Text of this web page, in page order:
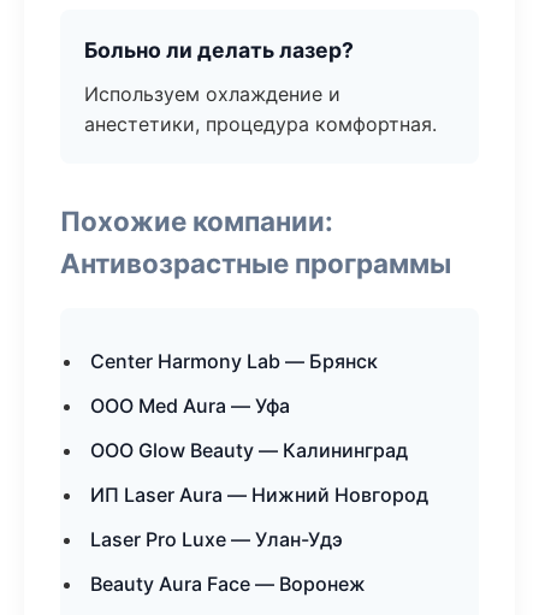
Больно ли делать лазер?
Используем охлаждение и
анестетики, процедура комфортная.
Похожие компании:
Антивозрастные программы
Center Harmony Lab — Брянск
ООО Med Aura — Уфа
ООО Glow Beauty — Калининград
ИП Laser Aura — Нижний Новгород
Laser Pro Luxe — Улан-Удэ
Beauty Aura Face — Воронеж